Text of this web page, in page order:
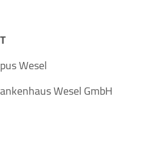
Wesel
Wesel GmbH